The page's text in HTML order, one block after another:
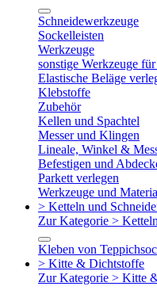
Schneidewerkzeuge
Sockelleisten
Werkzeuge
sonstige Werkzeuge
Elastische Beläge
Klebstoffe
Zubehör
Kellen und Spachtel
Messer und Klingen
Lineale, Winkel &
Befestigen und
Parkett verlegen
Werkzeuge und
> Ketteln und
Zur Kategorie >
Kleben von
> Kitte & Dichtstoffe
Zur Kategorie > Kitte